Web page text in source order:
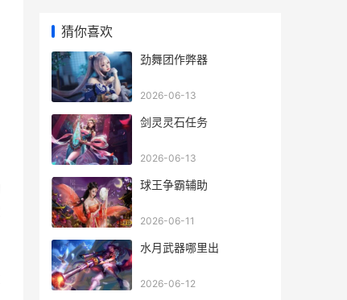
猜你喜欢
劲舞团作弊器
2026-06-13
剑灵灵石任务
2026-06-13
球王争霸辅助
2026-06-11
水月武器哪里出
2026-06-12